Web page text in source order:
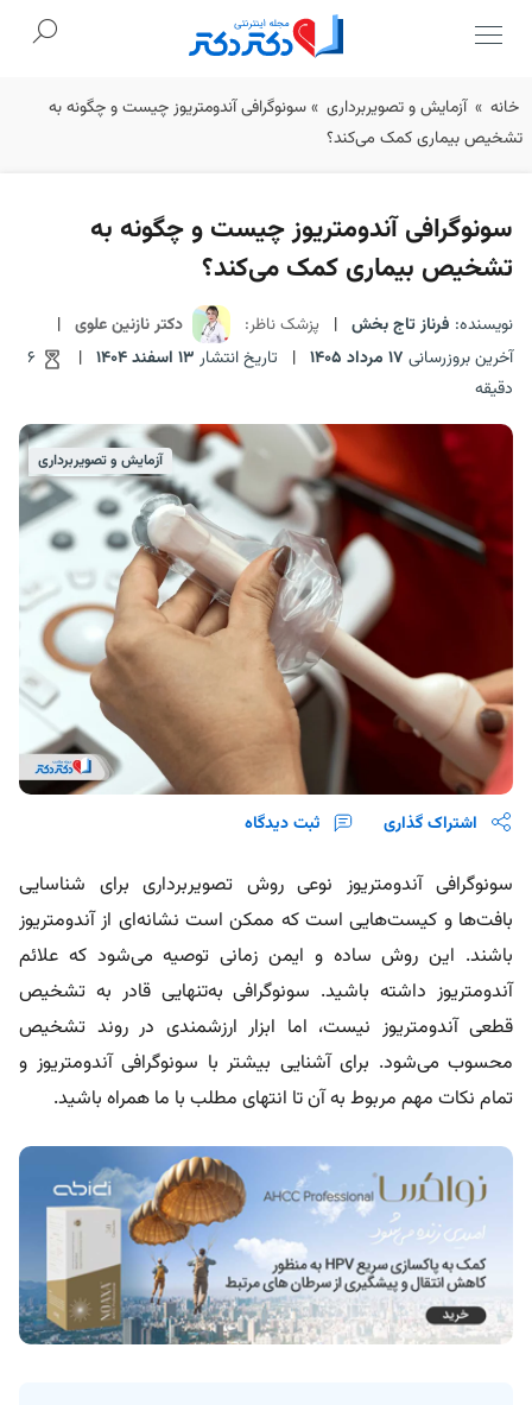
Skip
to
خانه » آزمایش و تصویربرداری »سونوگرافی آندومتریوز چیست و چگونه به
تشخیص بیماری کمک می‌کند؟
سونوگرافی آندومتریوز چیست و چگونه به
تشخیص بیماری کمک می‌کند؟
نویسنده: فرناز تاج بخش | پزشک ناظر: دکتر نازنین علوی |
آخرین بروزرسانی 17 مرداد 1405 | تاریخ انتشار 13 اسفند 1404 |
6
دقیقه
آزمایش و تصویربرداری
اشتراک گذاری ثبت دیدگاه
سونوگرافی آندومتریوز نوعی روش تصویربرداری برای شناسایی
بافت‌ها و کیست‌هایی است که ممکن است نشانه‌ای از آندومتریوز
باشند. این روش ساده و ایمن زمانی توصیه می‌شود که علائم
آندومتریوز داشته باشید. سونوگرافی به‌تنهایی قادر به تشخیص
قطعی آندومتریوز نیست، اما ابزار ارزشمندی در روند تشخیص
محسوب می‌شود. برای آشنایی بیشتر با سونوگرافی آندومتریوز و
تمام نکات مهم مربوط به آن تا انتهای مطلب با ما همراه باشید.